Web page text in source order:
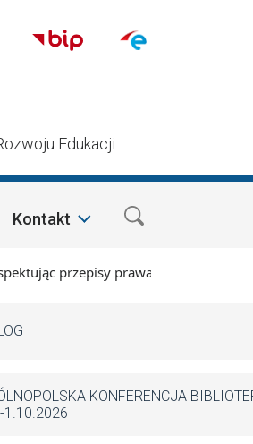
Edukacji
Kontakt
przepisy prawa i mając na
KONFERENCJA
1.10.2026